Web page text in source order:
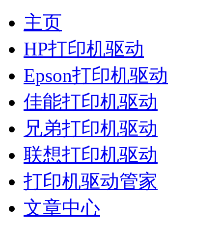
主页
HP打印机驱动
Epson打印机驱动
佳能打印机驱动
兄弟打印机驱动
联想打印机驱动
打印机驱动管家
文章中心